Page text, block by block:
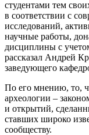
студентами тем
в соответствии с
исследований,
научные работы,
дисциплины с
рассказал Андрей
заведующего
По его мнению, то,
археологии –
и открытий,
ставших широко
сообществу.